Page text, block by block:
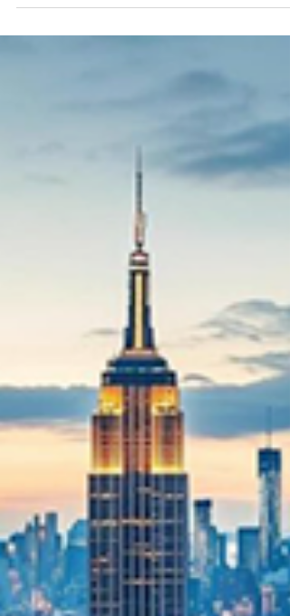
은 바로 이 작지만 확실한 변화들입니다. 혼자라고
느낄 때, 그 시작은 더욱 조용히 혼자라고 느낄 때,
쓸쓸함이 밀려올 때 우리는 주변에 알리지 않고 조
한 이야기를 할 때 가장 먼저 언급되는 것은 바로
'은밀한 시작'입니다. 부부 또는 연인 사이에 성관
가 중요한 이유는 단순한 육체적 결합을 넘어, 서
에게 여전히 매력적인 존재임을 확인하고 외로움